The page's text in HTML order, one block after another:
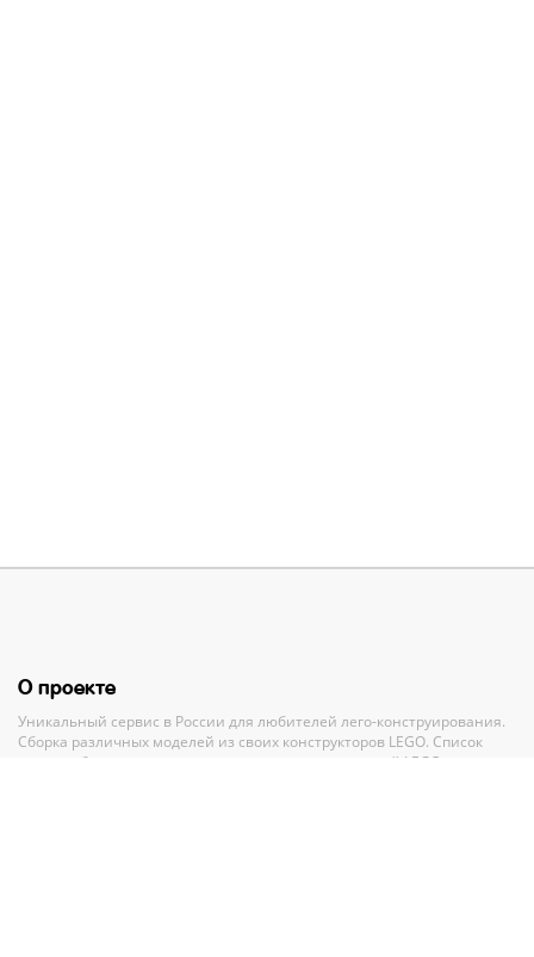
О проекте
Уникальный сервис в России для любителей лего-конструирования.
Сборка различных моделей из своих конструкторов LEGO. Список
своих наборов, вишлист и анализ всех своих деталей LEGO.